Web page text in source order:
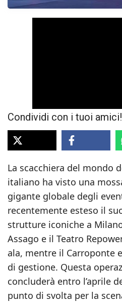
Condividi con i tuoi amici!
La scacchiera del mondo
italiano ha visto una
gigante globale degli
recentemente esteso il
strutture iconiche a
Assago e il Teatro
ala, mentre il Carroponte
di gestione. Questa
concluderà entro l’aprile
punto di svolta per la